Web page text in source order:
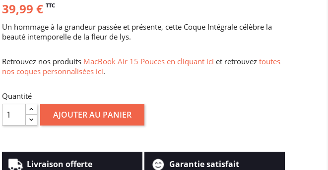
39,99 € TTC
Un hommage à la grandeur passée et présente, cette Coque Intégrale célèbre la
beauté intemporelle de la fleur de lys.
Retrouvez nos produits MacBook Air 15 Pouces en cliquant ici et retrouvez toutes
nos coques personnalisées ici.
Quantité
AJOUTER AU PANIER
Livraison offerte Garantie satisfait